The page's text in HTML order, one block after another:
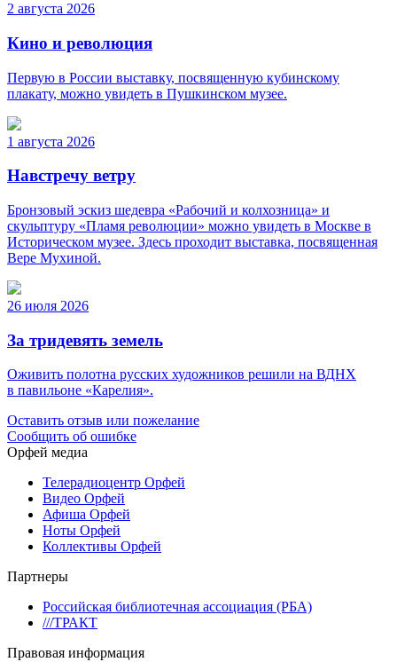
2 августа 2026
Кино и революция
Первую в России выставку, посвященную кубинскому
плакату, можно увидеть в Пушкинском музее.
1 августа 2026
Навстречу ветру
Бронзовый эскиз шедевра «Рабочий и колхозница» и
скульптуру «Пламя революции» можно увидеть в Москве в
Историческом музее. Здесь проходит выставка, посвященная
Вере Мухиной.
26 июля 2026
За тридевять земель
Оживить полотна русских художников решили на ВДНХ
в павильоне «Карелия».
Оставить отзыв или пожелание
Сообщить об ошибке
Орфей медиа
Телерадиоцентр Орфей
Видео Орфей
Афиша Орфей
Ноты Орфей
Коллективы Орфей
Партнеры
Российская библиотечная ассоциация (РБА)
///ТРАКТ
Правовая информация